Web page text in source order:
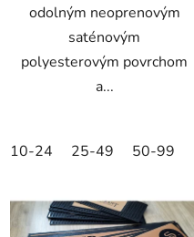
odolným neoprenovým
saténovým
polyesterovým povrchom
a...
10-24 25-49 50-99